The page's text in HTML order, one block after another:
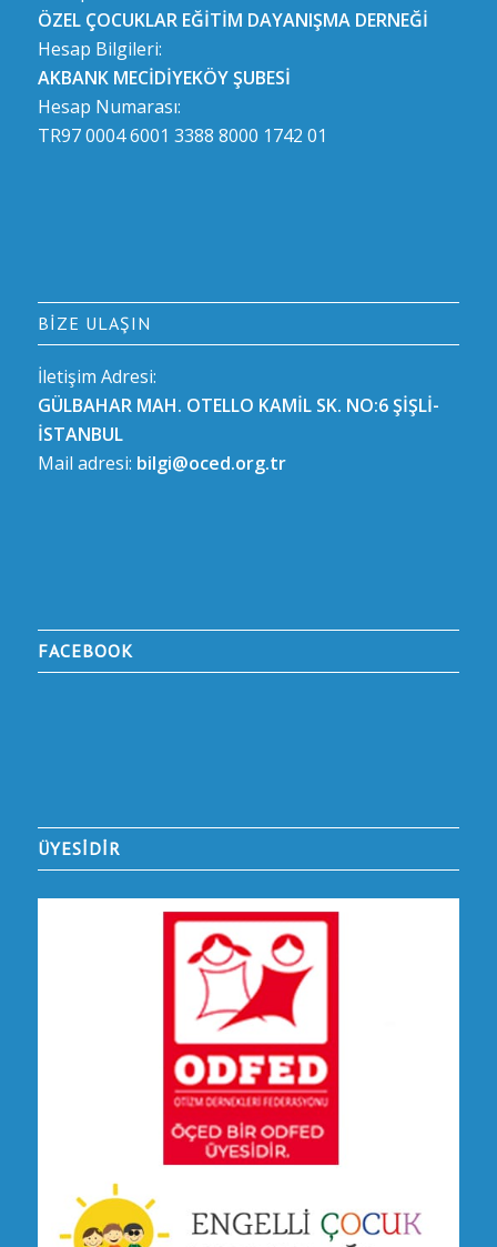
ÖZEL ÇOCUKLAR EĞİTİM DAYANIŞMA DERNEĞİ
Hesap Bilgileri:
AKBANK MECİDİYEKÖY ŞUBESİ
Hesap Numarası:
TR97 0004 6001 3388 8000 1742 01
BIZE ULAŞIN
İletişim Adresi:
GÜLBAHAR MAH. OTELLO KAMİL SK. NO:6 ŞİŞLİ-
İSTANBUL
Mail adresi: bilgi@oced.org.tr
FACEBOOK
ÜYESİDİR